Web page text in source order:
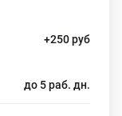
+250 руб
до 5 раб. дн.